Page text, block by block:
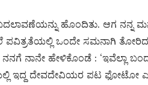
ಹೊಂದಿತು. ಆಗ ನನ್ನ
ಪವಿತ್ರತೆಯಲ್ಲಿ ಒಂದೇ ಸಮನಾಗಿ
ನಾನೇ ಹೇಳಿಕೊಂಡೆ : ‘ಇವೆಲ್ಲಾ ಬಂದು
ಇದ್ದ ದೇವದೇವಿಯರ ಪಟ ಫೋಟೋ